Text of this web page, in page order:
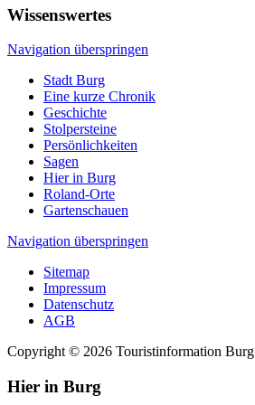
Wissenswertes
Navigation überspringen
Stadt Burg
Eine kurze Chronik
Geschichte
Stolpersteine
Persönlichkeiten
Sagen
Hier in Burg
Roland-Orte
Gartenschauen
Navigation überspringen
Sitemap
Impressum
Datenschutz
AGB
Copyright © 2026 Touristinformation Burg
Hier in Burg